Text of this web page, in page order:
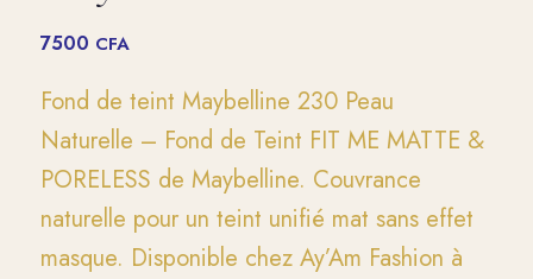
7500 CFA
Fond de teint Maybelline 230 Peau
Naturelle – Fond de Teint FIT ME MATTE &
PORELESS de Maybelline. Couvrance
naturelle pour un teint unifié mat sans effet
masque. Disponible chez Ay’Am Fashion à